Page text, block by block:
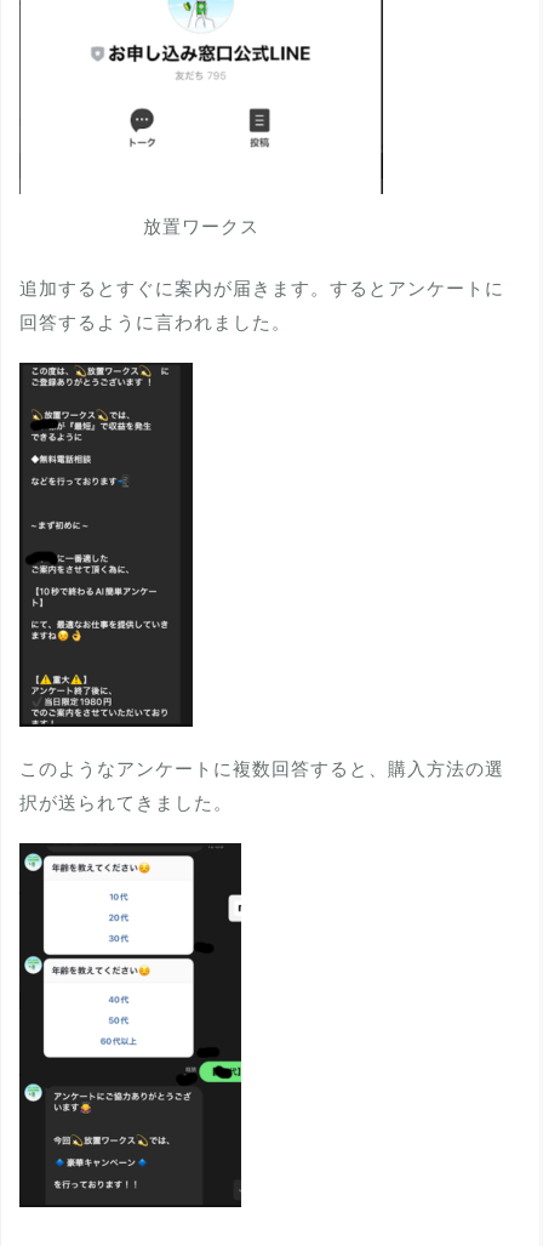
放置ワークス
追加するとすぐに案内が届きます。するとアンケートに
回答するように言われました。
このようなアンケートに複数回答すると、購入方法の選
択が送られてきました。